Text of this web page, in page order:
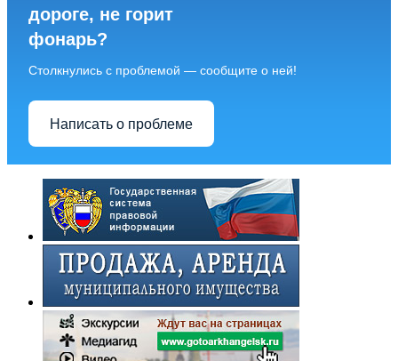
дороге, не горит
фонарь?
Столкнулись с проблемой — сообщите о ней!
Написать о проблеме